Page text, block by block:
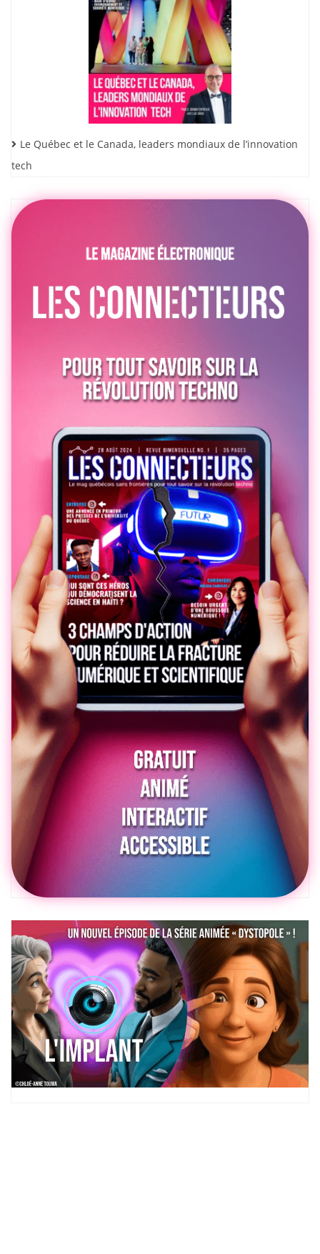
Le Québec et le Canada, leaders mondiaux de l’innovation
tech